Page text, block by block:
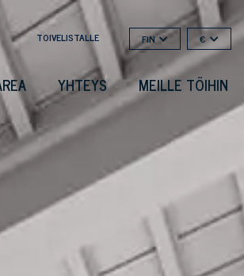
TOIVELISTALLE FIN €
YHTEYS MEILLE TÖIHIN